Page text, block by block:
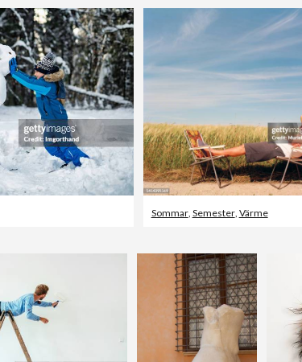
Sommar, Semester, Värme